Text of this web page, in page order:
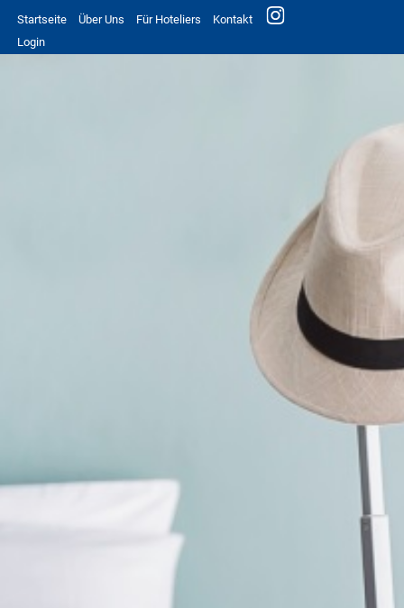
Startseite Über Uns Für Hoteliers
Kontakt
Login